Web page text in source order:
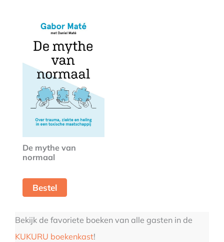
De mythe van
normaal
Bestel
Bekijk de favoriete boeken van alle gasten in de
KUKURU boekenkast!